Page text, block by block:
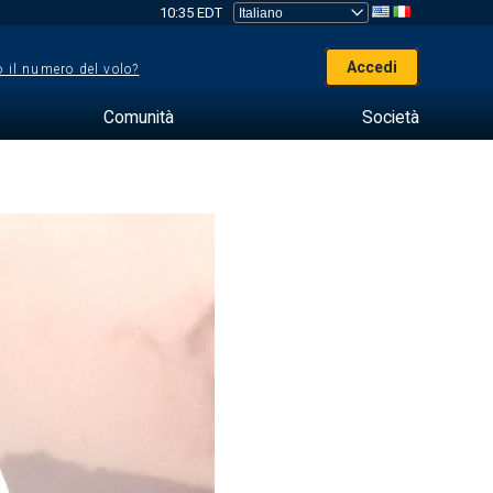
10:35 EDT
il numero del volo? Accedi
Comunità Società